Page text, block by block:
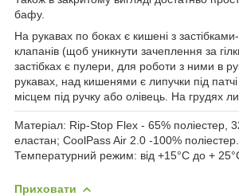
бафу.
На рукавах по боках є кишені з
клапанів (щоб уникнути зачеплення за
застібках є пулери, для роботи з ними в
рукавах, над кишенями є липучки під
місцем під ручку або олівець. На грудях
Матеріал: Rip-Stop Flex - 65% поліестер,
еластан; CoolPass Air 2.0 -100% поліестер.
Температурний режим: від +15°C до +
Приховати